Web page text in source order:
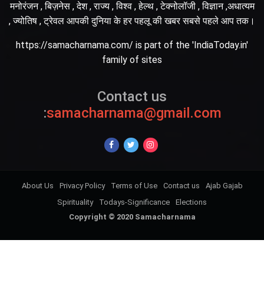
मनोरंजन , बिज़नेस , देश , राज्य , विश्व , हेल्थ , टेक्नोलॉजी , विज्ञान ,अधात्यम
, ज्योतिष , ट्रेवल आपकी दुनिया के हर पहलू की खबर सबसे पहले आप तक।
https://samacharnama.com/ is part of the 'IndiaToday.in'
family of sites
Contact us
:samacharnama@gmail.com
Copyright © 2020 Samacharnama
About Us Privacy Policy Terms of Use Contact us
Ajab Gajab
Spirituality
Todays-Significance Elections